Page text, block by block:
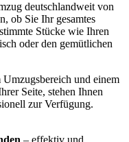
deutschlandweit von
ob Sie Ihr gesamtes
Stücke wie Ihren
oder den gemütlichen
Umzugsbereich und einem
Seite, stehen Ihnen
zur Verfügung.
– effektiv und